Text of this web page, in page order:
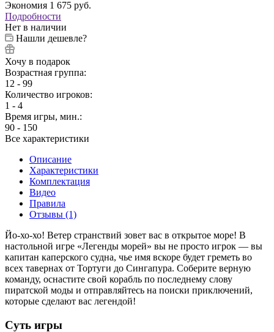
Экономия 1 675 руб.
Подробности
Нет в наличии
Нашли дешевле?
Хочу в подарок
Возрастная группа:
12 - 99
Количество игроков:
1 - 4
Время игры, мин.:
90 - 150
Все характеристики
Описание
Характеристики
Комплектация
Видео
Правила
Отзывы (1)
Йо-хо-хо! Ветер странствий зовет вас в открытое море! В
настольной игре «Легенды морей» вы не просто игрок — вы
капитан каперского судна, чье имя вскоре будет греметь во
всех тавернах от Тортуги до Сингапура. Соберите верную
команду, оснастите свой корабль по последнему слову
пиратской моды и отправляйтесь на поиски приключений,
которые сделают вас легендой!
Суть игры